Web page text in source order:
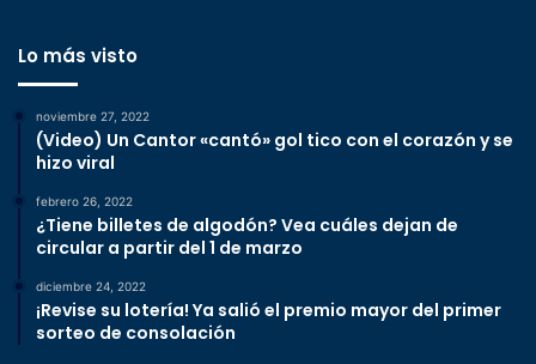
Lo más visto
noviembre 27, 2022
(Video) Un Cantor «cantó» gol tico con el corazón y se
hizo viral
febrero 26, 2022
¿Tiene billetes de algodón? Vea cuáles dejan de
circular a partir del 1 de marzo
diciembre 24, 2022
¡Revise su lotería! Ya salió el premio mayor del primer
sorteo de consolación